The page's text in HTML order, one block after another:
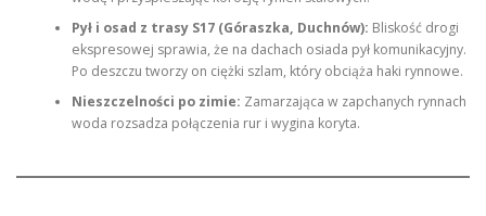
Pył i osad z trasy S17 (Góraszka, Duchnów): Bliskość drogi
ekspresowej sprawia, że na dachach osiada pył komunikacyjny.
Po deszczu tworzy on ciężki szlam, który obciąża haki rynnowe.
Nieszczelności po zimie: Zamarzająca w zapchanych rynnach
woda rozsadza połączenia rur i wygina koryta.